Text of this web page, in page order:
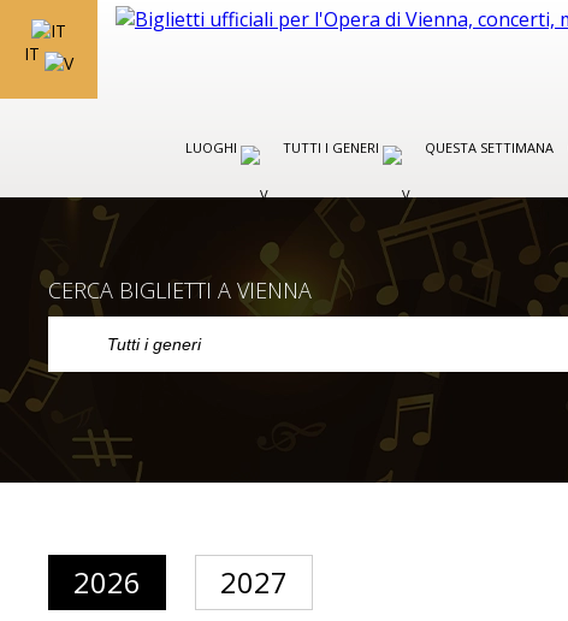
IT
LUOGHI TUTTI I GENERI QUESTA SETTIMANA
CERCA BIGLIETTI A VIENNA
2026 2027